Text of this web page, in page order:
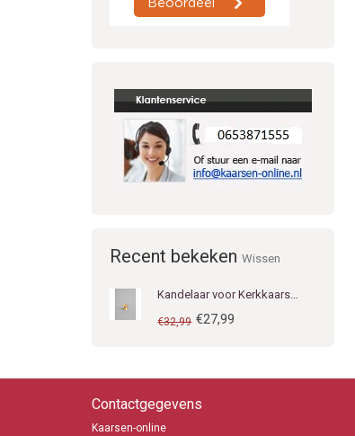
Recent bekeken Wissen
Kandelaar voor Kerkkaarsen 90 mm breed
€32,99 €27,99
Contactgegevens
Kaarsen-online